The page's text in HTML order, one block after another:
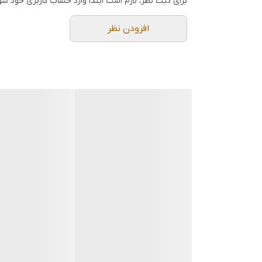
افزودن نظر